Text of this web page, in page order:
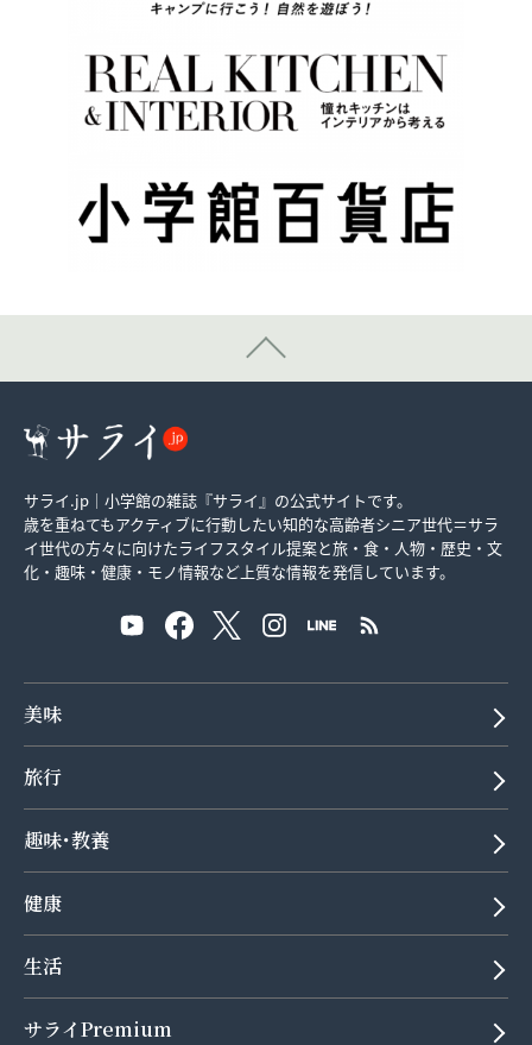
サライ.jp｜小学館の雑誌『サライ』の公式サイトです。
歳を重ねてもアクティブに行動したい知的な高齢者シニア世代＝サラ
イ世代の方々に向けたライフスタイル提案と旅・食・人物・歴史・文
化・趣味・健康・モノ情報など上質な情報を発信しています。
美味
旅行
趣味･教養
健康
生活
サライPremium